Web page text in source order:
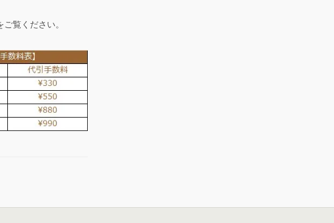
覧ください。